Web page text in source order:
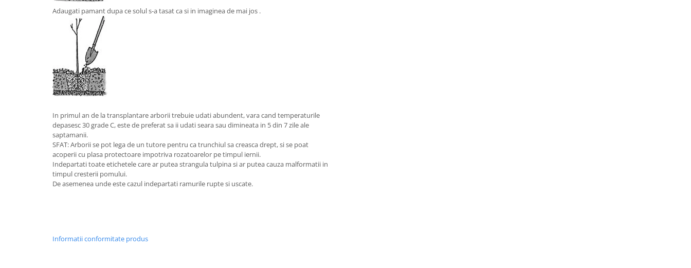
Adaugati pamant dupa ce solul s-a tasat ca si in imaginea de mai jos .
In primul an de la transplantare arborii trebuie udati abundent, vara cand temperaturile
depasesc 30 grade C, este de preferat sa ii udati seara sau dimineata in 5 din 7 zile ale
saptamanii.
SFAT: Arborii se pot lega de un tutore pentru ca trunchiul sa creasca drept, si se poat
acoperii cu plasa protectoare impotriva rozatoarelor pe timpul iernii.
Indepartati toate etichetele care ar putea strangula tulpina si ar putea cauza malformatii in
timpul cresterii pomului.
De asemenea unde este cazul indepartati ramurile rupte si uscate.
Informatii conformitate produs